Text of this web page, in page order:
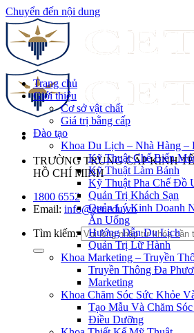
Chuyển đến nội dung
TRƯỜNG TRUNG CẤP KINH
HỒ CHÍ MINH
1800 6552
Email: info@cet.edu.vn
Tìm kiếm:
Trang chủ
Giới thiệu
Cơ sở vật chất
Giá trị bằng cấp
Đào tạo
Khoa Du Lịch – Nhà Hàng –
Kỹ Thuật Chế Biến
Kỹ Thuật Làm Bánh
Kỹ Thuật Pha Chế Đồ
Quản Trị Khách Sạn
Quản Lý Kinh Doanh
Ăn Uống
Hướng Dẫn Du Lịch
Quản Trị Lữ Hành
Khoa Marketing – Truyền
Truyền Thông Đa
Marketing
Khoa Chăm Sóc Sức Khỏe
Tạo Mẫu Và Chăm
Điều Dưỡng